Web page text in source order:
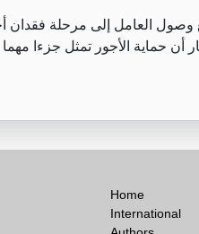
وصول العامل إلى مرحلة
أن حماية الأجور تمثل جزءا
Home
International